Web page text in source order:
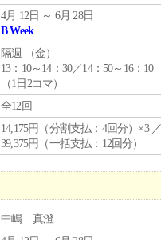
4月 12日 ～ 6月 28日
B Week
隔週 （金）
13：10～14：30／14：50～16：10
（1日2コマ）
全12回
14,175円（分割支払：4回分）×3
39,375円（一括支払：12回分）
中嶋 真澄